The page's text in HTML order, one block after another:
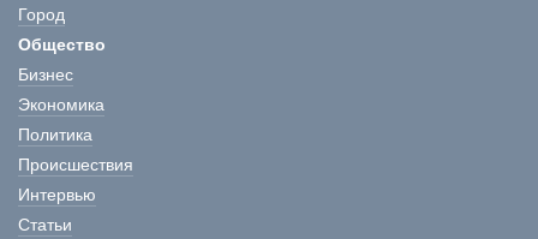
Город
Общество
Бизнес
Экономика
Политика
Происшествия
Интервью
Статьи